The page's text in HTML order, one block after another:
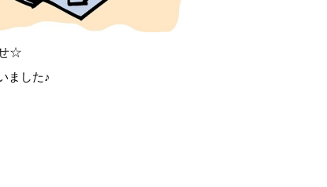
☆
ました♪